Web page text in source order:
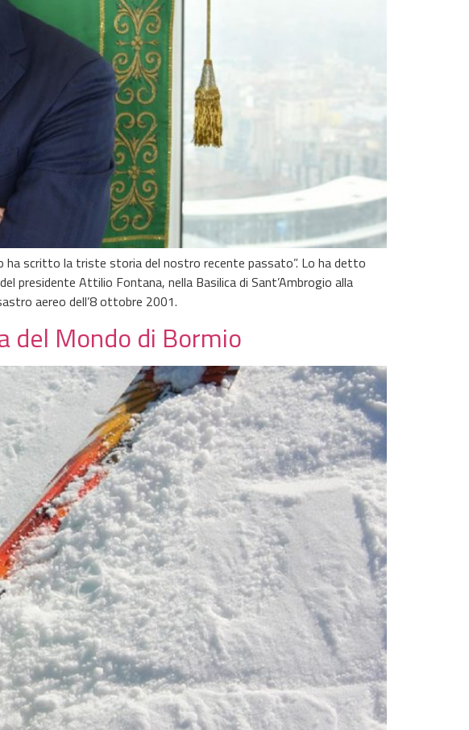
ha scritto la triste storia del nostro recente passato”. Lo ha detto
presidente Attilio Fontana, nella Basilica di Sant’Ambrogio alla
aereo dell’8 ottobre 2001.
del Mondo di Bormio